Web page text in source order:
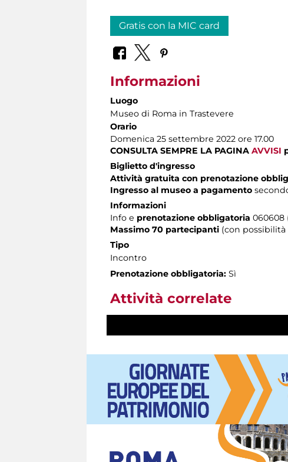
Gratis con la MIC card
Informazioni
Luogo
Museo di Roma in Trastevere
Orario
Domenica 25 settembre 2022 ore 17.00
CONSULTA SEMPRE LA PAGINA AVVISI
Biglietto d'ingresso
Attività gratuita con prenotazione
Ingresso al museo a pagamento
Informazioni
Info e prenotazione obbligatoria 060608
Massimo 70 partecipanti (con
Tipo
Incontro
Prenotazione obbligatoria: Sì
Attività correlate